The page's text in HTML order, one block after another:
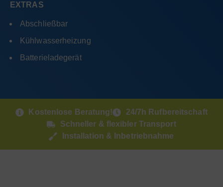
EXTRAS
Abschließbar
Kühlwasserheizung
Batterieladegerät
Kostenlose Beratung!
24/7h Rufbereitschaft
Schneller & flexibler Transport
Installation & Inbetriebnahme